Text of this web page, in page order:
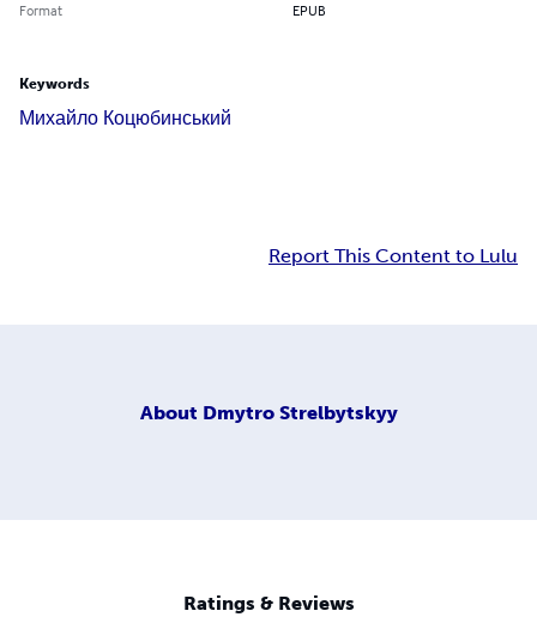
Format EPUB
Keywords
Михайло Коцюбинський
Report This Content to Lulu
About Dmytro Strelbytskyy
Ratings & Reviews